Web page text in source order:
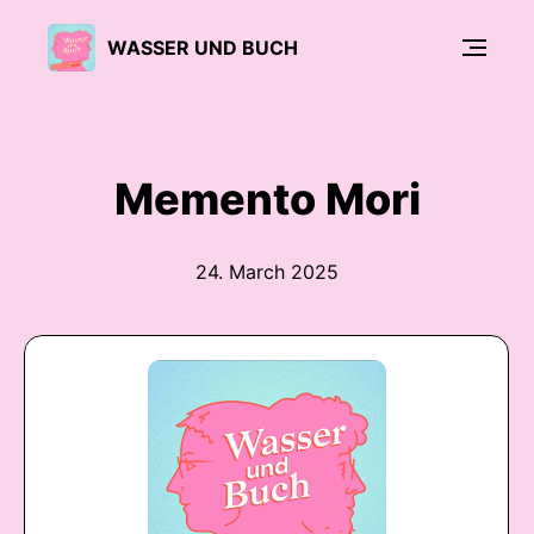
WASSER UND BUCH
Memento Mori
24. March 2025